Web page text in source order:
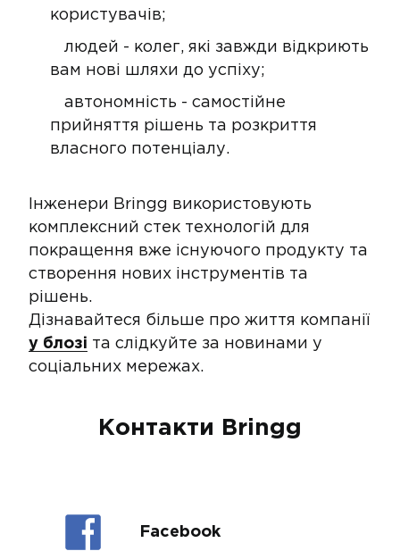
користувачів;
людей - колег, які завжди відкриють
вам нові шляхи до успіху;
автономність - самостійне
прийняття рішень та розкриття
власного потенціалу.
Інженери Bringg використовують
комплексний стек технологій для
покращення вже існуючого продукту та
створення нових інструментів та
рішень.
Дізнавайтеся більше про життя компанії
у блозі та слідкуйте за новинами у
соціальних мережах.
Контакти Bringg
Facebook